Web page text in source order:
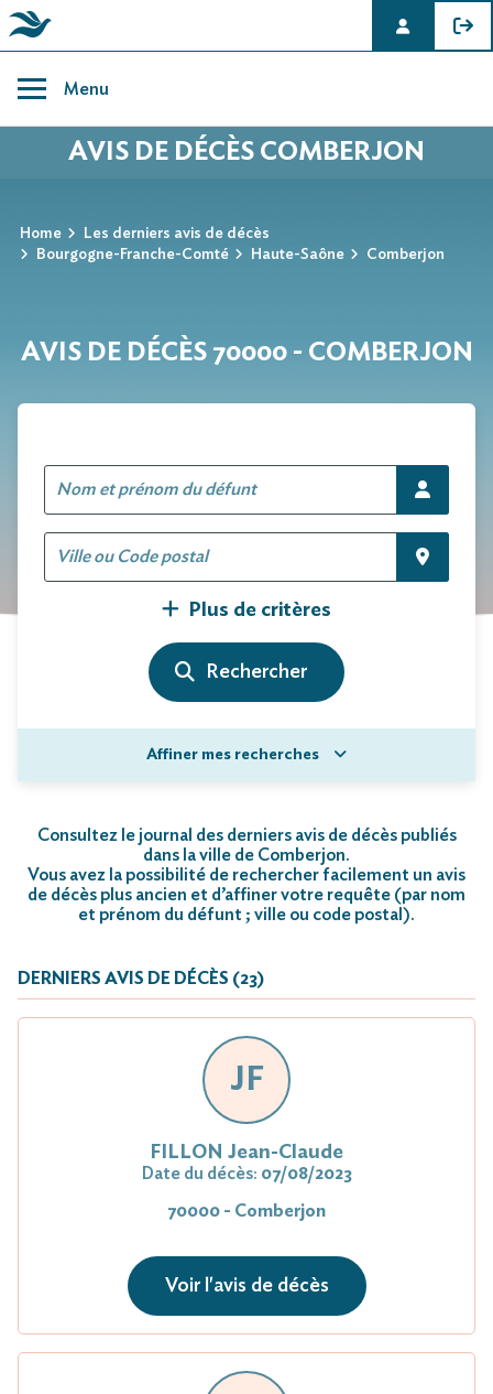
content
Menu
AVIS DE DÉCÈS COMBERJON
Home
Les derniers avis de décès
Bourgogne-Franche-Comté
Haute-Saône Comberjon
AVIS DE DÉCÈS 70000 - COMBERJON
Plus de critères
Affiner mes recherches
Consultez le journal des derniers avis de décès publiés
dans la ville de Comberjon.
Vous avez la possibilité de rechercher facilement un avis
de décès plus ancien et d’affiner votre requête (par nom
et prénom du défunt ; ville ou code postal).
DERNIERS AVIS DE DÉCÈS (23)
JF
FILLON Jean-Claude
Date du décès: 07/08/2023
70000 - Comberjon
Voir l'avis de décès